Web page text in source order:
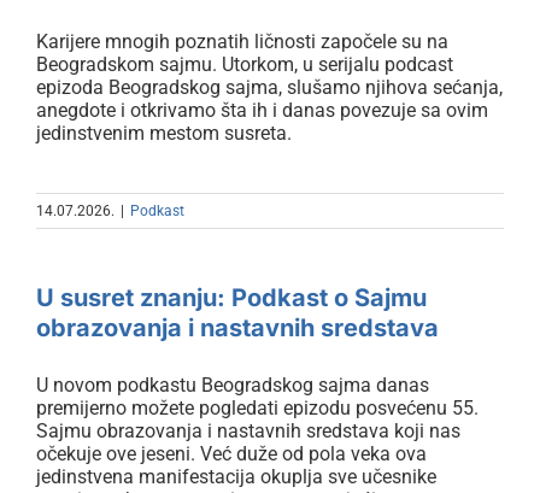
Karijere mnogih poznatih ličnosti započele su na
Beogradskom sajmu. Utorkom, u serijalu podcast
epizoda Beogradskog sajma, slušamo njihova sećanja,
anegdote i otkrivamo šta ih i danas povezuje sa ovim
jedinstvenim mestom susreta.
14.07.2026. Podkast
U susret znanju: Podkast o Sajmu
sredstava
U susret znanju: Podkast o Sajmu
obrazovanja i nastavnih sredstava
U novom podkastu Beogradskog sajma danas
premijerno možete pogledati epizodu posvećenu 55.
Sajmu obrazovanja i nastavnih sredstava koji nas
očekuje ove jeseni. Već duže od pola veka ova
jedinstvena manifestacija okuplja sve učesnike